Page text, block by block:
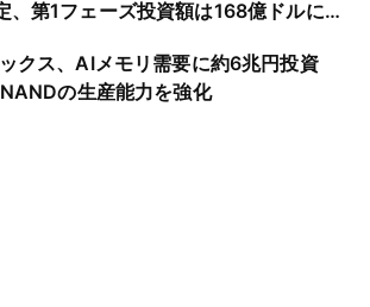
、第1フェーズ投資額は168億ドルに縮
クス、AIメモリ需要に約6兆円投資
の生産能力を強化